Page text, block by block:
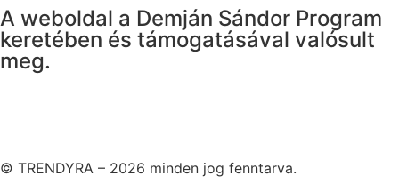
A weboldal a Demján Sándor Program
keretében és támogatásával valósult
meg.
© TRENDYRA – 2026 minden jog fenntarva.